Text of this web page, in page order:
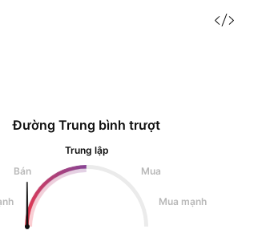
Đường Trung bình trượt
Trung lập
Bán
Mua
Mua mạnh